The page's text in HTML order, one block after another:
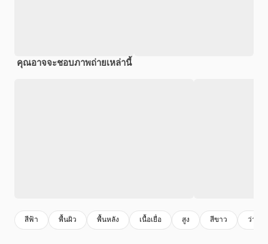
คุณอาจจะชอบภาพถ่ายเหล่านี้
สีฟ้า พื้นผิว พื้นหลัง เนื้อเยื่อ สูง สีขาว ว่างเ